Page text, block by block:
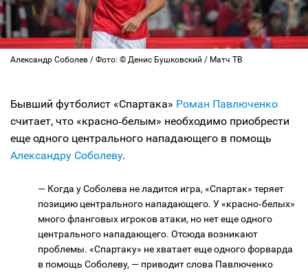
Александр Соболев / Фото: © Денис Бушковский / Матч ТВ
Бывший футболист «Спартака» Роман Павлюченко
считает, что «красно‑белым» необходимо приобрести
еще одного центрального нападающего в помощь
Александру Соболеву.
— Когда у Соболева не ладится игра, «Спартак» теряет
позицию центрального нападающего. У «красно‑белых»
много фланговых игроков атаки, но нет еще одного
центрального нападающего. Отсюда возникают
проблемы. «Спартаку» не хватает еще одного форварда
в помощь Соболеву, — приводит слова Павлюченко